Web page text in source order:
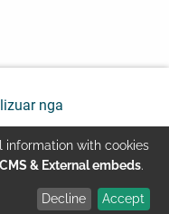
nga
with cookies
& External embeds.
Decline Accept